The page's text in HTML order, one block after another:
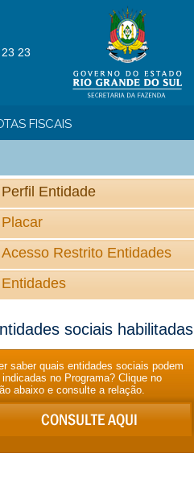
23
FISCAIS
Perfil Entidade
Placar
Acesso Restrito Entidades
Entidades
sociais habilitadas
saber quais entidades sociais podem
indicadas no Programa? Clique no
abaixo e consulte a relação.